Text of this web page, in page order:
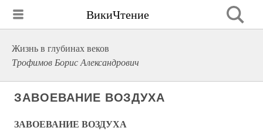
ВикиЧтение
Жизнь в глубинах веков
Трофимов Борис Александрович
ЗАВОЕВАНИЕ ВОЗДУХА
ЗАВОЕВАНИЕ ВОЗДУХА